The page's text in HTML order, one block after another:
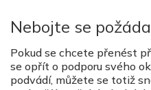
Nebojte se
Pokud se chcete přenést
se opřít o podporu svého
podvádí, můžete se totiž